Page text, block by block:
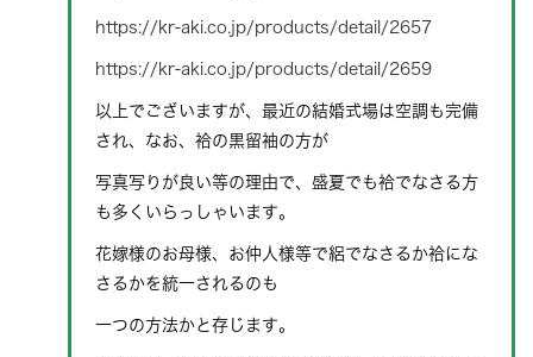
https://kr-aki.co.jp/products/detail/2657
https://kr-aki.co.jp/products/detail/2659
以上でございますが、最近の結婚式場は空調も完備
され、なお、袷の黒留袖の方が
写真写りが良い等の理由で、盛夏でも袷でなさる方
も多くいらっしゃいます。
花嫁様のお母様、お仲人様等で絽でなさるか袷にな
さるかを統一されるのも
一つの方法かと存じます。